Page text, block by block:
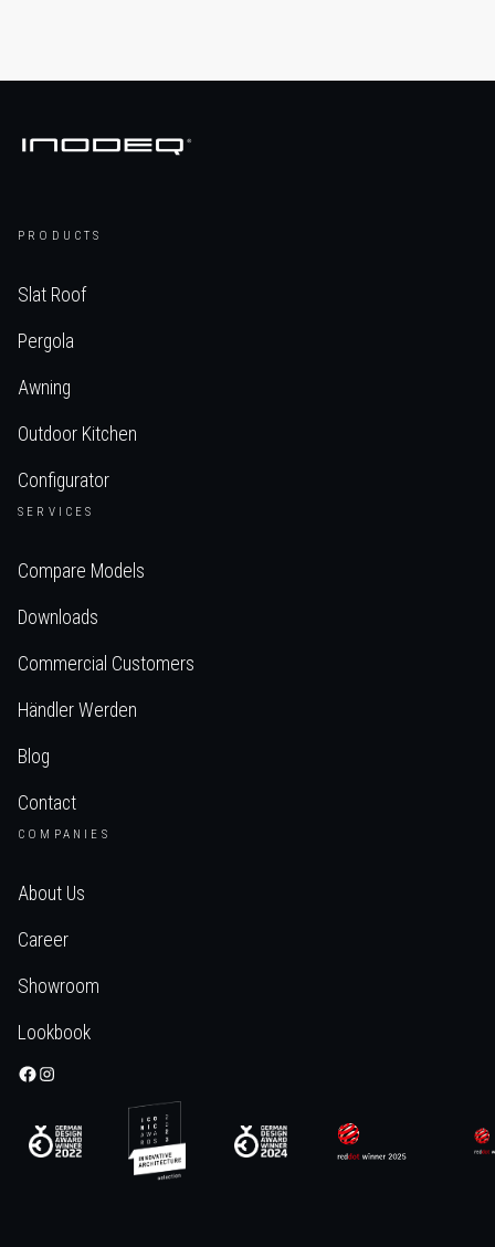
PRODUCTS
Slat Roof
Pergola
Awning
Outdoor Kitchen
Configurator
SERVICES
Compare Models
Downloads
Commercial Customers
Händler Werden
Blog
Contact
COMPANIES
About Us
Career
Showroom
Lookbook